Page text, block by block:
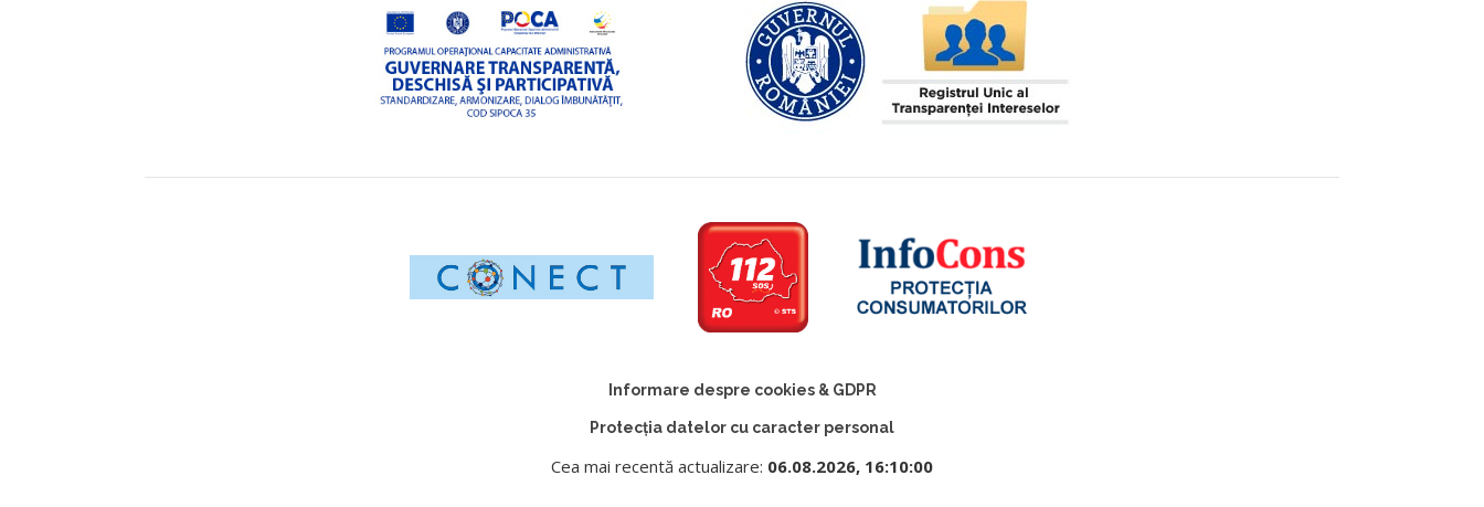
Informare despre cookies & GDPR
Protecția datelor cu caracter personal
Cea mai recentă actualizare: 06.08.2026, 16:10:00